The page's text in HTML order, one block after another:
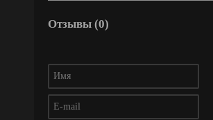
Отзывы (0)